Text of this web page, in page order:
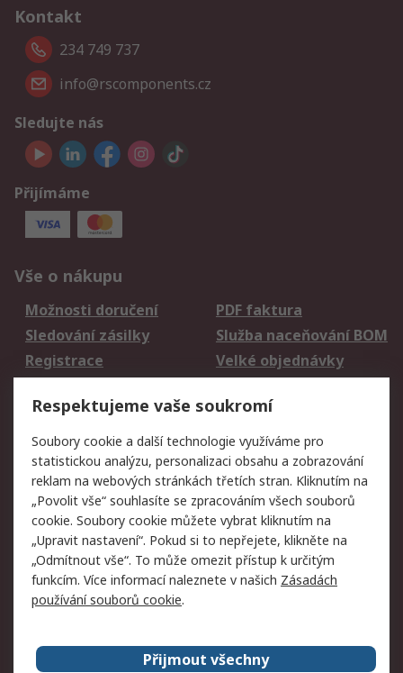
Kontakt
234 749 737
info@rscomponents.cz
Sledujte nás
Přijímáme
Vše o nákupu
Možnosti doručení
PDF faktura
Sledování zásilky
Služba naceňování BOM
Registrace
Velké objednávky
Právní
Autorská práva
Obchodní podmínky
společnosti RS
Prohlášení o ochraně
údajů
Zabezpečení
elektronické pošty
Zásady pro soubory
cookie
Zásady ochrany
osobních údajů
Kontakt
Respektujeme vaše soukromí
Soubory cookie a další technologie využíváme pro
statistickou analýzu, personalizaci obsahu a zobrazování
reklam na webových stránkách třetích stran. Kliknutím na
„Povolit vše“ souhlasíte se zpracováním všech souborů
cookie. Soubory cookie můžete vybrat kliknutím na
„Upravit nastavení“. Pokud si to nepřejete, klikněte na
„Odmítnout vše“. To může omezit přístup k určitým
funkcím. Více informací naleznete v našich Zásadách
používání souborů cookie.
Přijmout všechny